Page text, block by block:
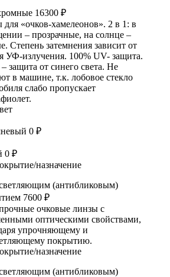
16300 ₽
«очков-хамелеонов». 2 в 1: в
– прозрачные, на солнце –
Степень затемнения зависит от
УФ-излучения. 100% UV- защита.
защита от синего света. Не
в машине, т.к. лобовое стекло
слабо пропускает
0 ₽
0 ₽
назначение
(антибликовым)
7600 ₽
очковые линзы с
оптическими свойствами,
упрочняющему и
покрытию.
назначение
(антибликовым)